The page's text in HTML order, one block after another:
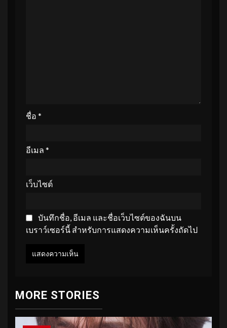
ชื่อ *
อีเมล *
เว็บไซต์
บันทึกชื่อ, อีเมล และชื่อเว็บไซต์ของฉันบน
เบราว์เซอร์นี้ สำหรับการแสดงความเห็นครั้งถัดไป
MORE STORIES